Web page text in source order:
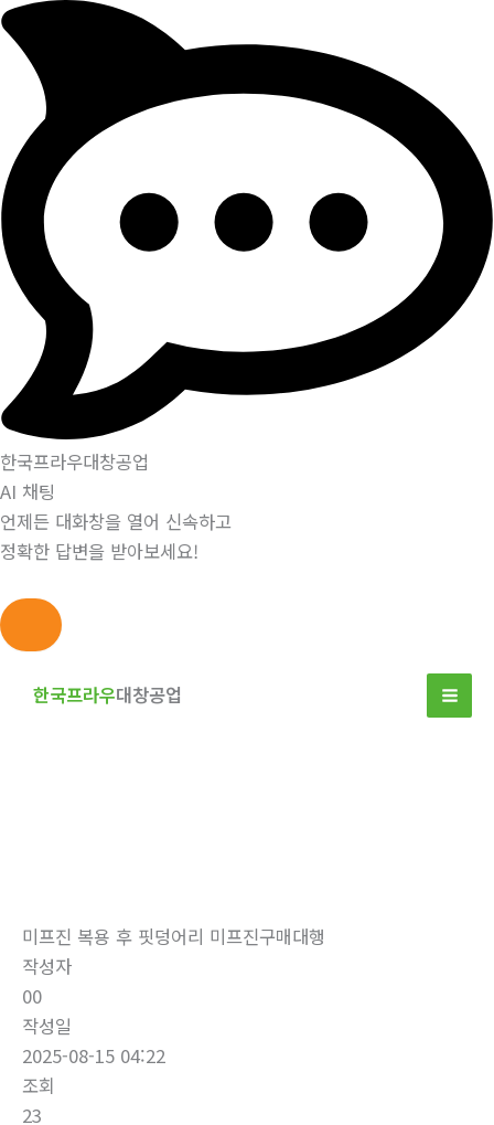
한국프라우대창공업
AI 채팅
언제든 대화창을 열어 신속하고
정확한 답변을 받아보세요!
한국프라우대창공업
미프진 복용 후 핏덩어리 미­프진구매대행
작성자
00
작성일
2025-08-15 04:22
조회
23